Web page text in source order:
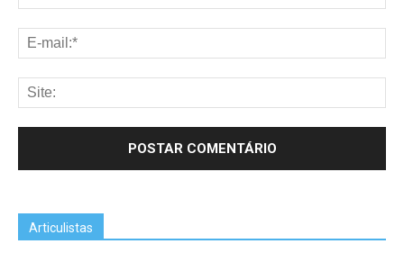
Articulistas